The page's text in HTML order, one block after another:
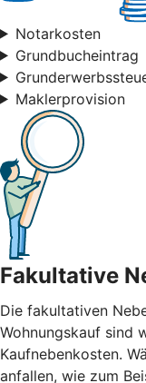
Notarkosten
Grundbucheintrag
Maklerprovision
Fakultative
Die fakultativen
Wohnungskauf sind
Kaufnebenkosten.
anfallen, wie zum